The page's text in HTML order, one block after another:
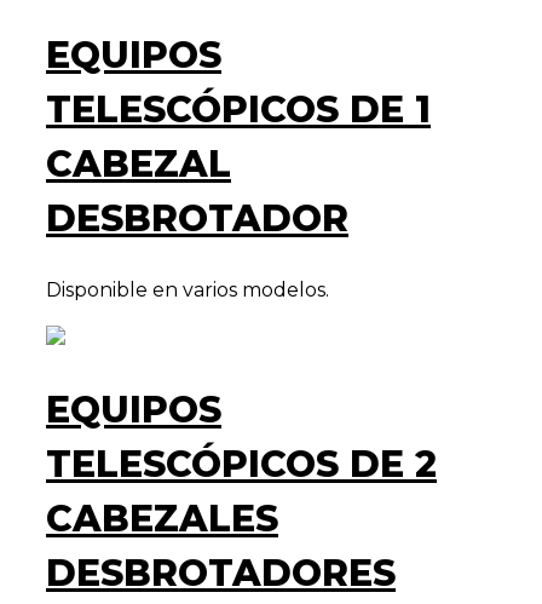
EQUIPOS
TELESCÓPICOS DE 1
CABEZAL
DESBROTADOR
Disponible en varios modelos.
EQUIPOS
TELESCÓPICOS DE 2
CABEZALES
DESBROTADORES